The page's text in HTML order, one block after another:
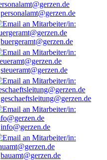
personalamt@gerzen.de
buergeramt@gerzen.de
steueramt@gerzen.de
geschaeftsleitung@gerzen.de
info@gerzen.de
bauamt@gerzen.de